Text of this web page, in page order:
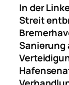
In der
Streit
Sanierung